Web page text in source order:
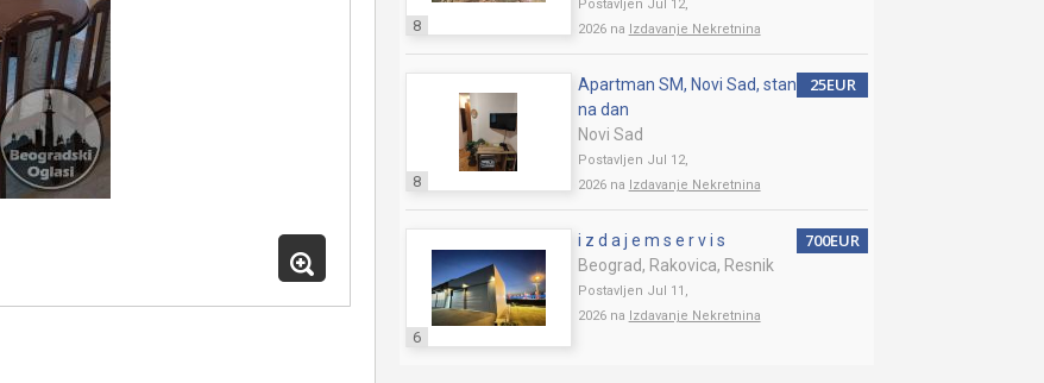
8
Postavljen Jul 12,
2026 na Izdavanje Nekretnina
8
Apartman SM, Novi Sad, stan
na dan
Novi Sad
Postavljen Jul 12,
2026 na Izdavanje Nekretnina
25EUR
6
i z d a j e m s e r v i s
Beograd, Rakovica, Resnik
Postavljen Jul 11,
2026 na Izdavanje Nekretnina
700EUR